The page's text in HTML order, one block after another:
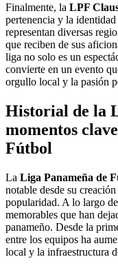
Finalmente, la LPF
pertenencia y la
representan diversas
que reciben de sus
liga no solo es un
convierte en un evento
orgullo local y la pasión
Historial de la
momentos
Fútbol
La Liga Panameña de
notable desde su
popularidad. A lo largo
memorables que han
panameño. Desde la
entre los equipos ha
local y la infraestructura